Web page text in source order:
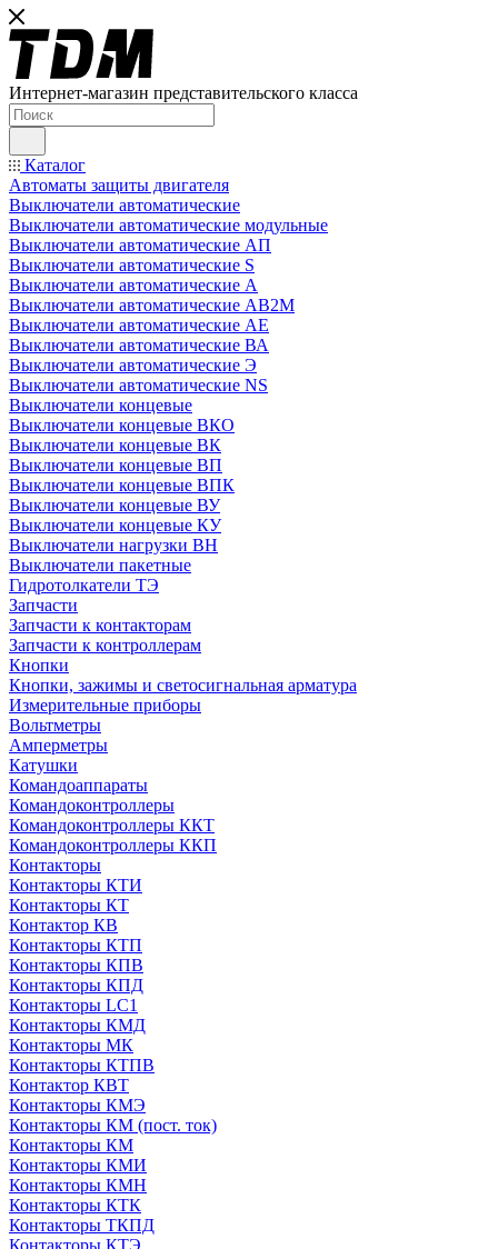
Интернет-магазин представительского класса
Каталог
Автоматы защиты двигателя
Выключатели автоматические
Выключатели автоматические модульные
Выключатели автоматические АП
Выключатели автоматические S
Выключатели автоматические А
Выключатели автоматические АВ2М
Выключатели автоматические АЕ
Выключатели автоматические ВА
Выключатели автоматические Э
Выключатели автоматические NS
Выключатели концевые
Выключатели концевые ВКО
Выключатели концевые ВК
Выключатели концевые ВП
Выключатели концевые ВПК
Выключатели концевые ВУ
Выключатели концевые КУ
Выключатели нагрузки ВН
Выключатели пакетные
Гидротолкатели ТЭ
Запчасти
Запчасти к контакторам
Запчасти к контроллерам
Кнопки
Кнопки, зажимы и светосигнальная арматура
Измерительные приборы
Вольтметры
Амперметры
Катушки
Командоаппараты
Командоконтроллеры
Командоконтроллеры ККТ
Командоконтроллеры ККП
Контакторы
Контакторы КТИ
Контакторы КТ
Контактор КВ
Контакторы КТП
Контакторы КПВ
Контакторы КПД
Контакторы LC1
Контакторы КМД
Контакторы МК
Контакторы КТПВ
Контактор КВТ
Контакторы КМЭ
Контакторы КМ (пост. ток)
Контакторы КМ
Контакторы КМИ
Контакторы КМН
Контакторы КТК
Контакторы ТКПД